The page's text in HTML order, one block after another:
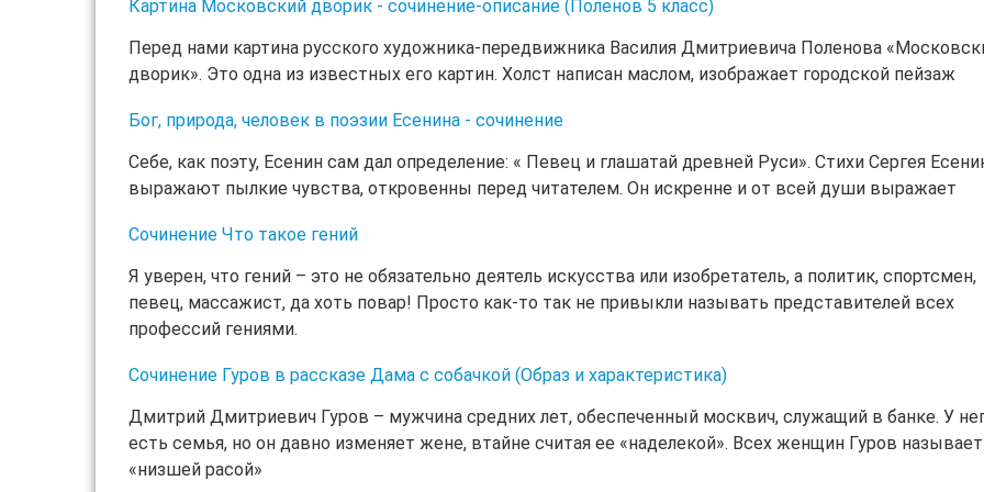
Картина Московский дворик - сочинение-описание (Поленов 5 класс)
Перед нами картина русского художника-передвижника Василия Дмитриевича Поленова
дворик». Это одна из известных его картин. Холст написан маслом, изображает городской пейзаж
Бог, природа, человек в поэзии Есенина - сочинение
Себе, как поэту, Есенин сам дал определение: « Певец и глашатай древней Руси». Стихи Сергея
выражают пылкие чувства, откровенны перед читателем. Он искренне и от всей души выражает
Сочинение Что такое гений
Я уверен, что гений – это не обязательно деятель искусства или изобретатель, а политик, спортсмен,
певец, массажист, да хоть повар! Просто как-то так не привыкли называть представителей всех
профессий гениями.
Сочинение Гуров в рассказе Дама с собачкой (Образ и характеристика)
Дмитрий Дмитриевич Гуров – мужчина средних лет, обеспеченный москвич, служащий в банке. У
есть семья, но он давно изменяет жене, втайне считая ее «наделекой». Всех женщин Гуров называет
«низшей расой»